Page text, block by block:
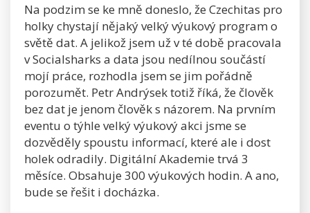
Na podzim se ke mně doneslo, že Czechitas pro
holky chystají nějaký velký výukový program o
světě dat. A jelikož jsem už v té době pracovala
v Socialsharks a data jsou nedílnou součástí
mojí práce, rozhodla jsem se jim pořádně
porozumět. Petr Andrýsek totiž říká, že člověk
bez dat je jenom člověk s názorem. Na prvním
eventu o týhle velký výukový akci jsme se
dozvěděly spoustu informací, které ale i dost
holek odradily. Digitální Akademie trvá 3
měsíce. Obsahuje 300 výukových hodin. A ano,
bude se řešit i docházka.